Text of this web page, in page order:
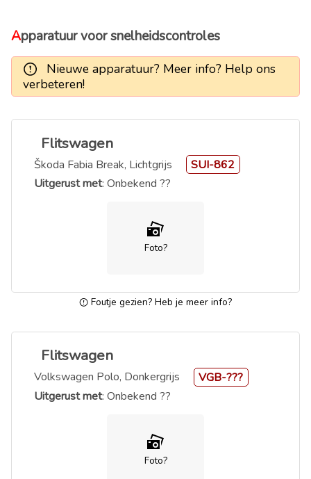
Apparatuur voor snelheidscontroles
Nieuwe apparatuur? Meer info? Help ons
verbeteren!
Flitswagen
Škoda Fabia Break, Lichtgrijs
SUI-862
Uitgerust met: Onbekend ??
Foto?
Foutje gezien? Heb je meer info?
Flitswagen
Volkswagen Polo, Donkergrijs
VGB-???
Uitgerust met: Onbekend ??
Foto?